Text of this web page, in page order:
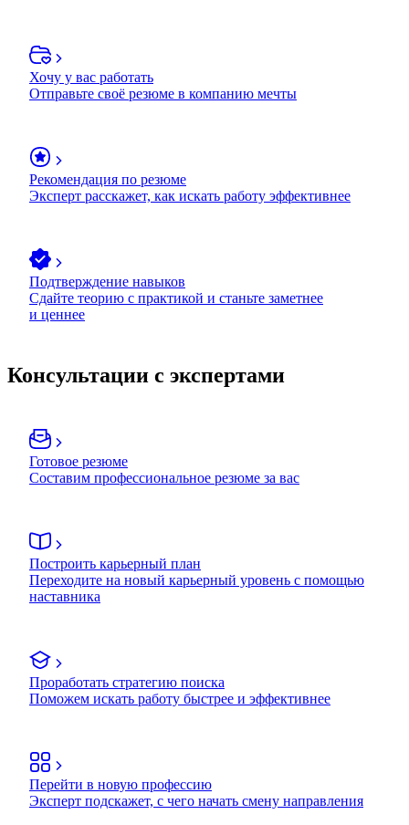
Хочу у вас работать
Отправьте своё резюме в компанию мечты
Рекомендация по резюме
Эксперт расскажет, как искать работу эффективнее
Подтверждение навыков
Сдайте теорию с практикой и станьте заметнее
и ценнее
Консультации с экспертами
Готовое резюме
Составим профессиональное резюме за вас
Построить карьерный план
Переходите на новый карьерный уровень с помощью
наставника
Проработать стратегию поиска
Поможем искать работу быстрее и эффективнее
Перейти в новую профессию
Эксперт подскажет, с чего начать смену направления